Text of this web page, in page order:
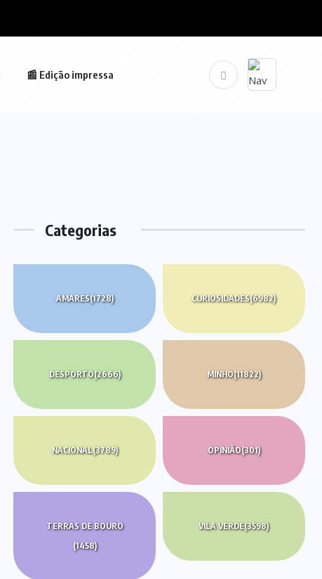
📰 Edição impressa
Categorias
AMARES(1728) CURIOSIDADES(6982)
DESPORTO(2666) MINHO(11822)
NACIONAL(3789) OPINIÃO(301)
TERRAS DE BOURO
(1458)
VILA VERDE(3598)